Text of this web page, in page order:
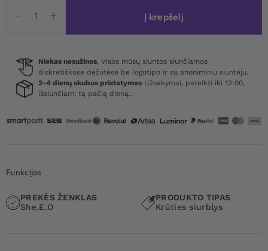
kiekis:
Vacuum
Pleasure
Pump
Į krepšelį
Niekas nesužinos, Visos mūsų siuntos siunčiamos
diskretiškose dėžutėse be logotipo ir su anoniminiu siuntėju.
2-4 dienų skubus pristatymas Užsakymai, pateikti iki 12:00,
išsiunčiami tą pačią dieną..
Funkcijos
PREKĖS ŽENKLAS
She.E.O
PRODUKTO TIPAS
Krūties siurblys